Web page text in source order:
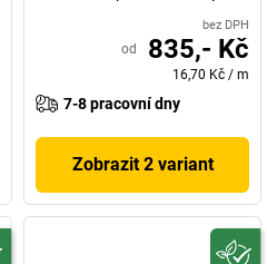
bez DPH
od 835,- Kč
16,70 Kč / m
7-8 pracovní dny
Zobrazit 2 variant